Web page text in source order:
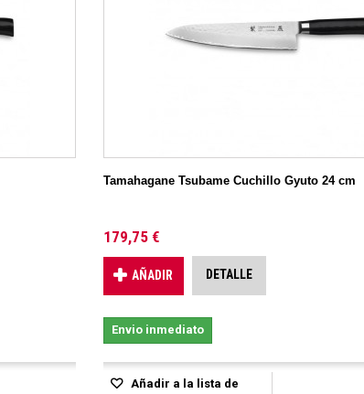
Tamahagane Tsubame Cuchillo Gyuto 24 cm
179,75 €
AÑADIR DETALLE
Envio inmediato
Añadir a la lista de